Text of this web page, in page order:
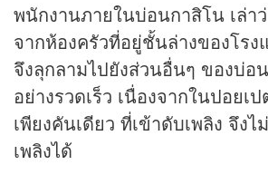
พนักงานภายในบ่อนกาสิโน เล่า
จากห้องครัวที่อยู่ชั้นล่างของโร
จึงลุกลามไปยังส่วนอื่นๆ ของบ่อ
อย่างรวดเร็ว เนื่องจากในปอยเ
เพียงคันเดียว ที่เข้าดับเพลิง จึง
เพลิงได้